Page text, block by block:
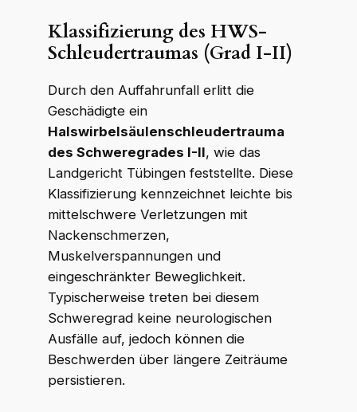
WKR Rechtsanwälte
Klassifizierung des HWS-
Schleudertraumas (Grad I-II)
Durch den Auffahrunfall erlitt die
Geschädigte ein
Halswirbelsäulenschleudertrauma
des Schweregrades I-II, wie das
Landgericht Tübingen feststellte. Diese
Klassifizierung kennzeichnet leichte bis
mittelschwere Verletzungen mit
Nackenschmerzen,
Muskelverspannungen und
eingeschränkter Beweglichkeit.
Typischerweise treten bei diesem
Schweregrad keine neurologischen
Ausfälle auf, jedoch können die
Beschwerden über längere Zeiträume
persistieren.